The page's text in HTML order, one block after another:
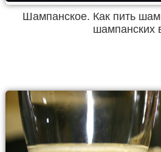
Шампанское. Как пить
шампанских